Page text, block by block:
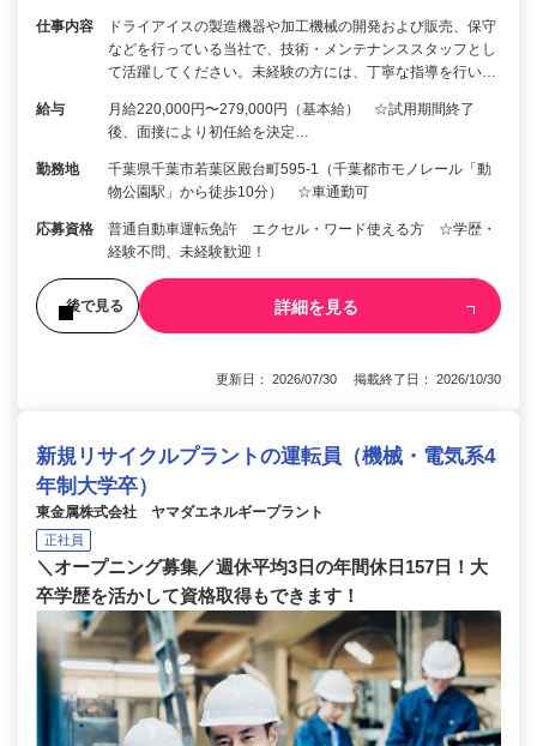
仕事内容
ドライアイスの製造機器や加工機械の開発および販売、保守
などを行っている当社で、技術・メンテナンススタッフとし
て活躍してください。未経験の方には、丁寧な指導を行い…
給与
月給220,000円〜279,000円（基本給） ☆試用期間終了
後、面接により初任給を決定…
勤務地
千葉県千葉市若葉区殿台町595-1（千葉都市モノレール「動
物公園駅」から徒歩10分） ☆車通勤可
応募資格
普通自動車運転免許 エクセル・ワード使える方 ☆学歴・
経験不問、未経験歓迎！
後で見る 詳細を見る
更新日： 2026/07/30 掲載終了日： 2026/10/30
新規リサイクルプラントの運転員（機械・電気系4
年制大学卒）
東金属株式会社 ヤマダエネルギープラント
正社員
＼オープニング募集／週休平均3日の年間休日157日！大
卒学歴を活かして資格取得もできます！